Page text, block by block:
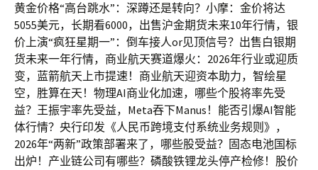
黄金价格“高台跳水”：深蹲还是转向？小摩：金价将达
5055美元，长期看6000，出售沪金期货未来10年行情，银
价上演“疯狂星期一”：倒车接人or见顶信号？出售白银期
货未来一年行情，商业航天赛道爆火：2026年行业或迎质
变，蓝箭航天上市提速！商业航天迎资本助力，智绘星
空，胜算在天！物理AI商业化加速，哪些个股将率先受
益？王振宇率先受益，Meta吞下Manus！能否引爆AI智能
体行情？央行印发《人民币跨境支付系统业务规则》，
2026年“两新”政策部署来了，哪些股受益？固态电池国标
出炉！产业链公司有哪些？磷酸铁锂龙头停产检修！股价